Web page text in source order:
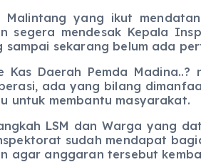
yang ikut
segera mendesak Kepala
sampai sekarang belum ada
Kas Daerah Pemda
ada yang bilang
untuk membantu masyarakat.
LSM dan Warga yang
sudah mendapat
agar anggaran tersebut